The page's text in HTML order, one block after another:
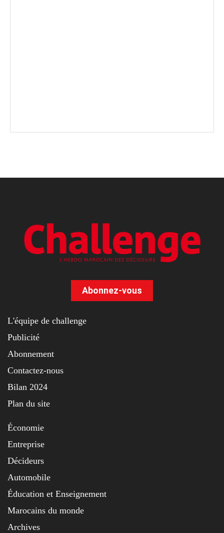
Abonnez-vous
L'équipe de challenge
Publicité
Abonnement
Contactez-nous
Bilan 2024
Plan du site
Économie
Entreprise
Décideurs
Automobile
Éducation et Enseignement
Marocains du monde
Archives